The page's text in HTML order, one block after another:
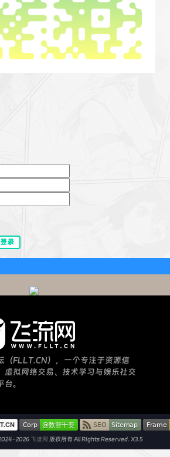
录
（FLLT.CN），一个专注于资源信
虚拟网络交易、技术学习与娱乐社交
台。
2026 飞流网 版权所有All Rights Reserved. X3.5